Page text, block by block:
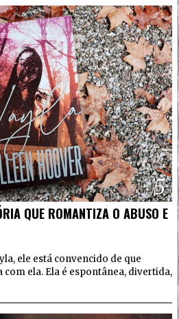
5
QUE ROMANTIZA O ABUSO E
ele está convencido de que
com ela. Ela é espontânea, divertida,